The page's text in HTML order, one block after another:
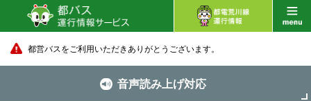
都営バスをご利用いただきありがとうございます。
音声読み上げ対応